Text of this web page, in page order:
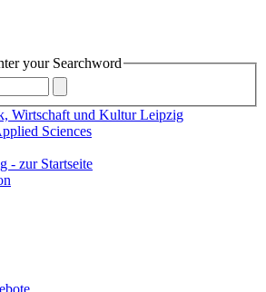
your Searchword
Wirtschaft und Kultur Leipzig
Sciences